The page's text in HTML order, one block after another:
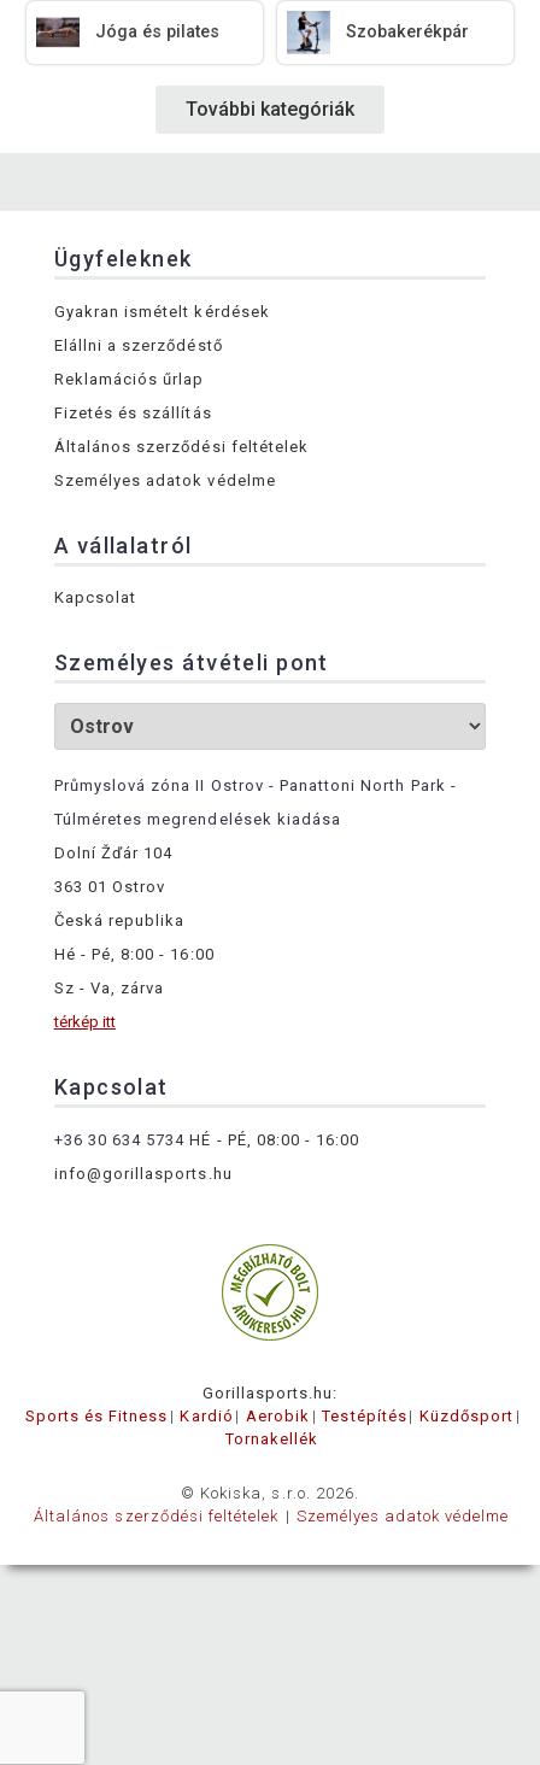
Jóga és pilates Szobakerékpár
További kategóriák
Ügyfeleknek
Gyakran ismételt kérdések
Elállni a szerződéstő
Reklamációs űrlap
Fizetés és szállítás
Általános szerződési feltételek
Személyes adatok védelme
A vállalatról
Kapcsolat
Személyes átvételi pont
Průmyslová zóna II Ostrov - Panattoni North Park -
Túlméretes megrendelések kiadása
Dolní Žďár 104
363 01 Ostrov
Česká republika
Hé - Pé, 8:00 - 16:00
Sz - Va, zárva
térkép itt
Kapcsolat
+36 30 634 5734 HÉ - PÉ, 08:00 - 16:00
info@gorillasports.hu
Gorillasports.hu:
Sports és Fitness
Kardió Aerobik Testépítés
Küzdősport
Tornakellék
© Kokiska, s.r.o. 2026.
Általános szerződési feltételek
Személyes adatok védelme